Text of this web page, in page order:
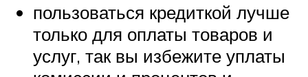
пользоваться кредиткой лучше
только для оплаты товаров и
услуг, так вы избежите уплаты